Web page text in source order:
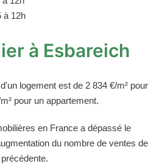
à 12h
à Esbareich
logement est de 2 834 €/m² pour
pour un appartement.
en France a dépassé le
du nombre de ventes de